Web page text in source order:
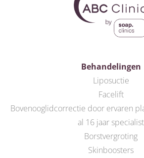
Behandelingen
Liposuctie
Facelift
Bovenooglidcorrectie door ervaren
al 16 jaar specialist
Borstvergroting
Skinboosters